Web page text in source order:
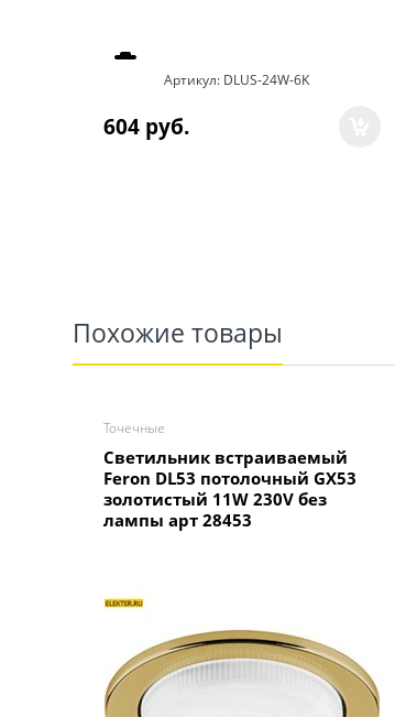
Артикул: DLUS-24W-6K
604 руб.
Похожие товары
Точечные
Светильник встраиваемый
Feron DL53 потолочный GX53
золотистый 11W 230V без
лампы арт 28453